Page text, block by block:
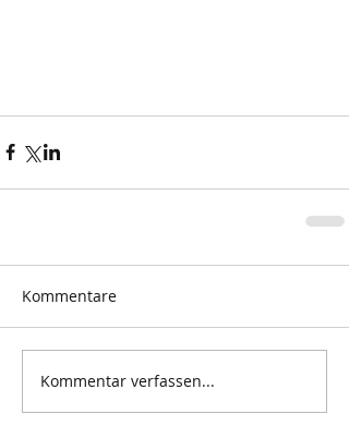
Kommentare
Kommentar verfassen...